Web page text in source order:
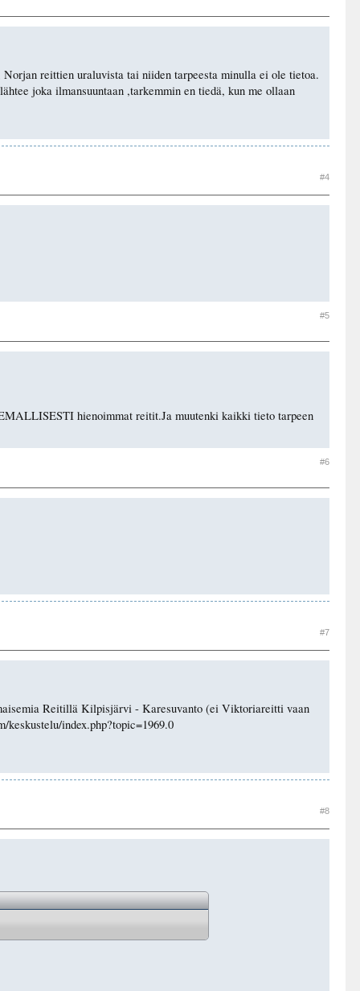
reittien uraluvista tai niiden tarpeesta minulla ei ole tietoa.
joka ilmansuuntaan ,tarkemmin en tiedä, kun me ollaan
#4
#5
hienoimmat reitit.Ja muutenki kaikki tieto tarpeen
#6
#7
Reitillä Kilpisjärvi - Karesuvanto (ei Viktoriareitti vaan
index.php?topic=1969.0
#8